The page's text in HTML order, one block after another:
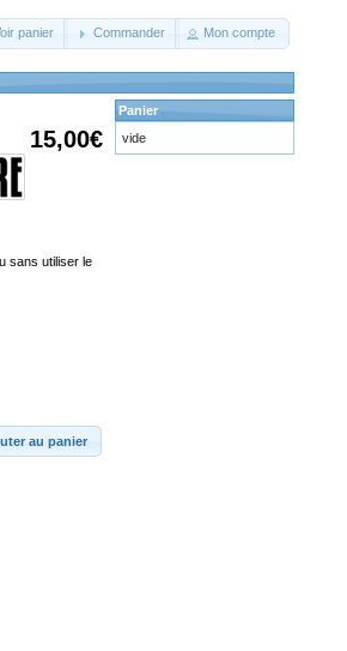
panier Commander Mon compte
15,00€
sans utiliser le
au panier
Panier
vide